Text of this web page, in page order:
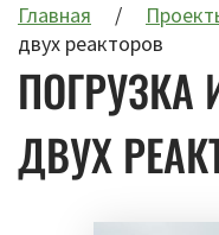
Главная
двух реакторов
ПОГРУЗКА
ДВУХ